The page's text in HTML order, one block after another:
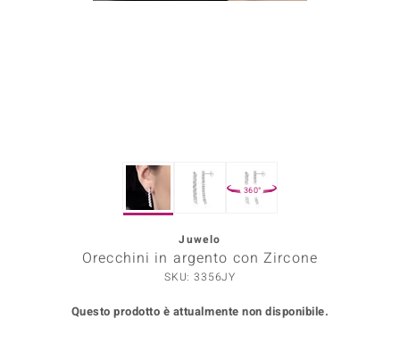
360°
Juwelo
Orecchini in argento con Zircone
SKU: 3356JY
Questo prodotto è attualmente non disponibile.